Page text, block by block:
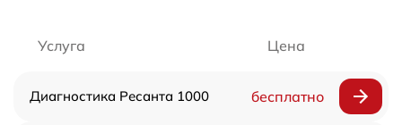
Услуга Цена
Диагностика Ресанта 1000 бесплатно